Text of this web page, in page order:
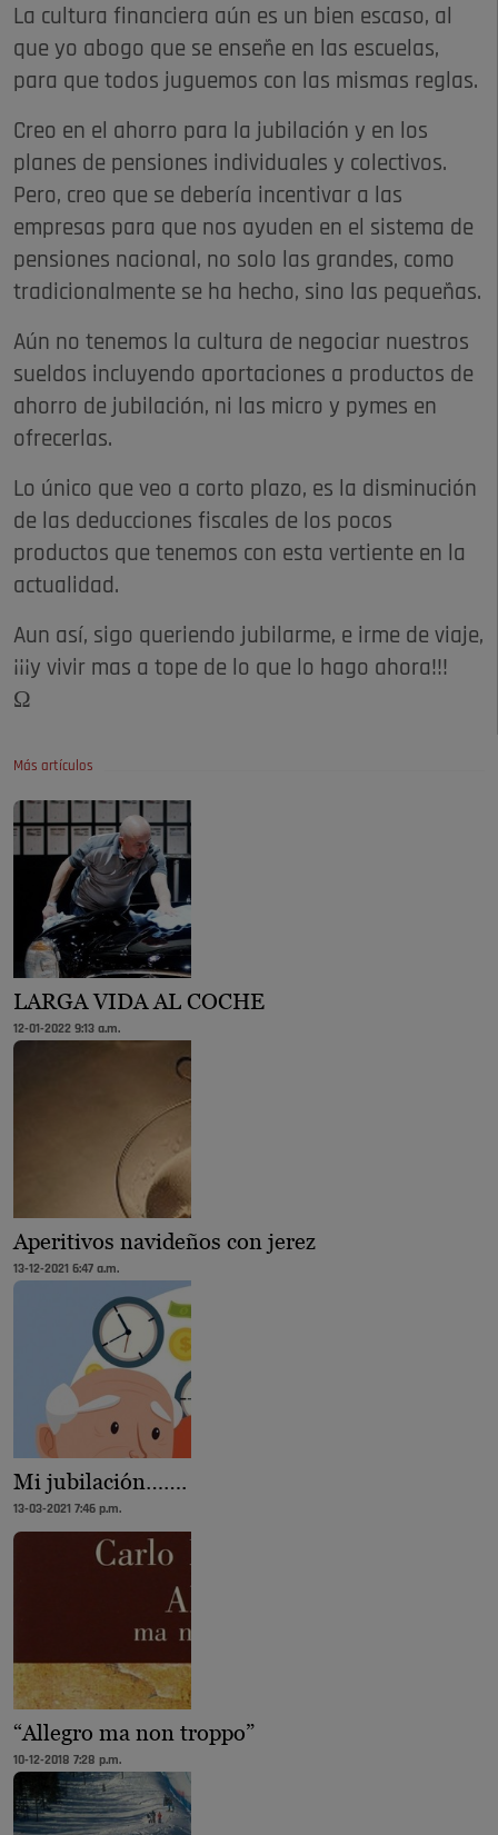
La cultura financiera aún es un bien escaso, al
que yo abogo que se enseñe en las escuelas,
para que todos juguemos con las mismas reglas.
Creo en el ahorro para la jubilación y en los
planes de pensiones individuales y colectivos.
Pero, creo que se debería incentivar a las
empresas para que nos ayuden en el sistema de
pensiones nacional, no solo las grandes, como
tradicionalmente se ha hecho, sino las pequeñas.
Aún no tenemos la cultura de negociar nuestros
sueldos incluyendo aportaciones a productos de
ahorro de jubilación, ni las micro y pymes en
ofrecerlas.
Lo único que veo a corto plazo, es la disminución
de las deducciones fiscales de los pocos
productos que tenemos con esta vertiente en la
actualidad.
Aun así, sigo queriendo jubilarme, e irme de viaje,
¡¡¡y vivir mas a tope de lo que lo hago ahora!!!
Ω
Más artículos
LARGA VIDA AL COCHE
12-01-2022 9:13 a.m.
Aperitivos navideños con jerez
13-12-2021 6:47 a.m.
Mi jubilación…….
13-03-2021 7:46 p.m.
“Allegro ma non troppo”
10-12-2018 7:28 p.m.